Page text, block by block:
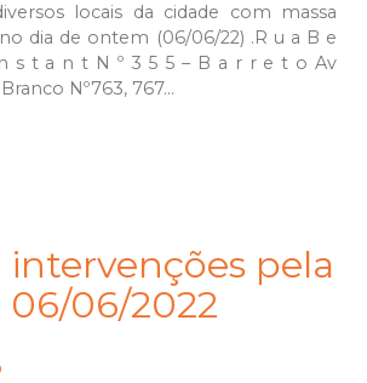
locais da cidade com massa
dia de ontem (06/06/22) .R u a B e
s t a n t N º 3 5 5 – B a r r e t o Av
Nº763, 767...
intervenções pela
06/06/2022